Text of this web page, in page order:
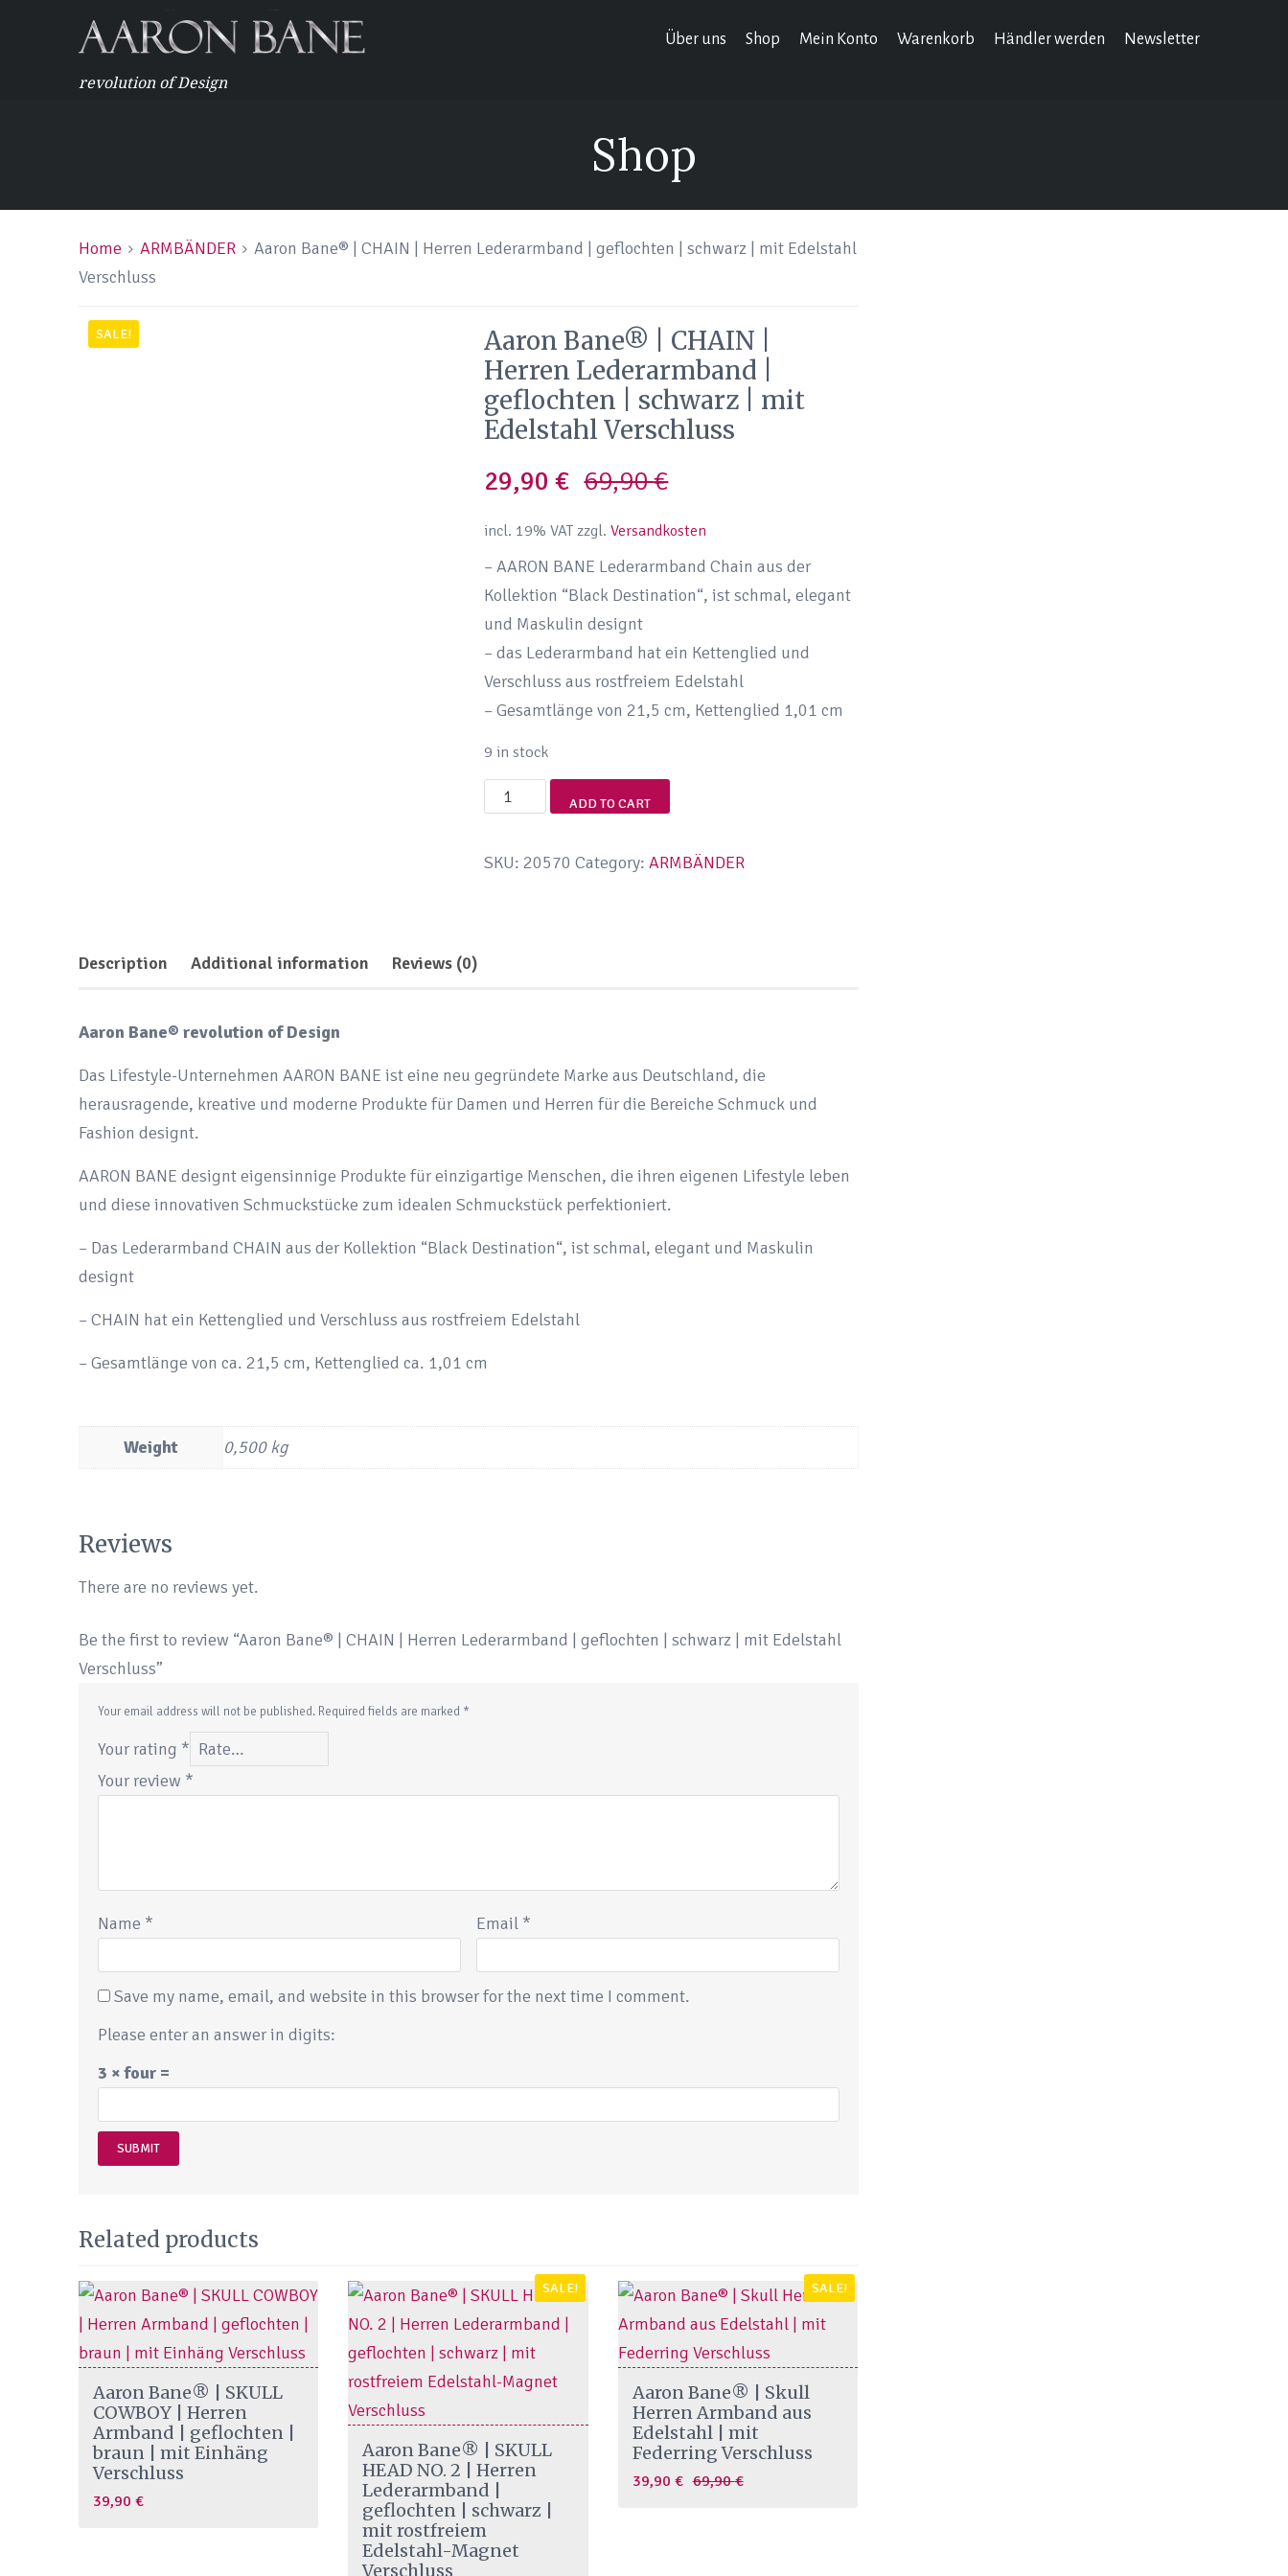
revolution of Design
Über uns Shop Mein Konto Warenkorb Händler werden Newsletter
Shop
Home ARMBÄNDER
Aaron Bane® | CHAIN | Herren Lederarmband | geflochten | schwarz | mit Edelstahl
Verschluss
SALE!
Aaron Bane® | CHAIN |
Herren Lederarmband |
geflochten | schwarz | mit
Edelstahl Verschluss
69,90€Original
price
was:
29,90€
Current
price
is:
incl. 19% VAT zzgl.Versandkosten
– AARON BANE Lederarmband Chain aus der
Kollektion “Black Destination“, ist schmal, elegant
und Maskulin designt
– das Lederarmband hat ein Kettenglied und
Verschluss aus rostfreiem Edelstahl
– Gesamtlänge von 21,5 cm, Kettenglied 1,01 cm
9 in stock
Aaron
schwarz
|
Edelstahl
Verschluss
ADD TO CART
SKU:20570 Category:ARMBÄNDER
Description Additional information Reviews (0)
Aaron Bane® revolution of Design
Das Lifestyle-Unternehmen AARON BANE ist eine neu gegründete Marke aus Deutschland, die
herausragende, kreative und moderne Produkte für Damen und Herren für die Bereiche Schmuck und
Fashion designt.
AARON BANE designt eigensinnige Produkte für einzigartige Menschen, die ihren eigenen Lifestyle leben
und diese innovativen Schmuckstücke zum idealen Schmuckstück perfektioniert.
– Das Lederarmband CHAIN aus der Kollektion “Black Destination“, ist schmal, elegant und Maskulin
designt
– CHAIN hat ein Kettenglied und Verschluss aus rostfreiem Edelstahl
– Gesamtlänge von ca. 21,5 cm, Kettenglied ca. 1,01 cm
Weight 0,500 kg
Reviews
There are no reviews yet.
Be the first to review “Aaron Bane® | CHAIN | Herren Lederarmband | geflochten | schwarz | mit Edelstahl
Verschluss”
Your email address will not be published. Required fields are marked *
Your rating *
Your review *
Name * Email *
Save my name, email, and website in this browser for the next time I comment.
Please enter an answer in digits:
3 × four =
Related products
Aaron Bane® | SKULL
COWBOY | Herren
Armband | geflochten |
braun | mit Einhäng
Verschluss
39,90 €
SALE!
Aaron Bane® | SKULL
HEAD NO. 2 | Herren
Lederarmband |
geflochten | schwarz |
mit rostfreiem
Edelstahl-Magnet
Verschluss
SALE!
Aaron Bane® | Skull
Herren Armband aus
Edelstahl | mit
Federring Verschluss
69,90€
Original
39,90 € Current